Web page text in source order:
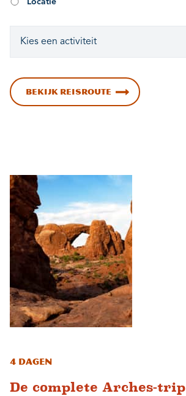
Locatie
BEKIJK REISROUTE
4 dagen
De complete Arches-trip